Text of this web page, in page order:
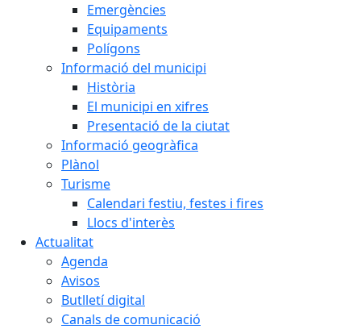
Emergències
Equipaments
Polígons
Informació del municipi
Història
El municipi en xifres
Presentació de la ciutat
Informació geogràfica
Plànol
Turisme
Calendari festiu, festes i fires
Llocs d'interès
Actualitat
Agenda
Avisos
Butlletí digital
Canals de comunicació